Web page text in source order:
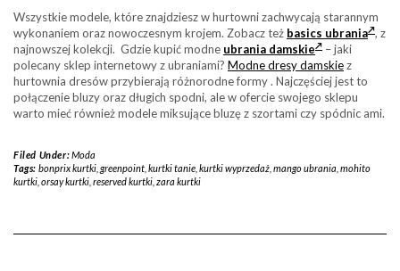
Wszystkie modele, które znajdziesz w hurtowni zachwycają starannym
wykonaniem oraz nowoczesnym krojem. Zobacz też basics ubrania , z
najnowszej kolekcji. Gdzie kupić modne ubrania damskie
– jaki
polecany sklep internetowy z ubraniami? Modne dresy damskiez
hurtownia dresów przybierają różnorodne formy . Najczęściej jest to
połączenie bluzy oraz długich spodni, ale w ofercie swojego sklepu
warto mieć również modele miksujące bluzę z szortami czy spódnic ami.
Filed Under:Moda
Tags: bonprix kurtki, greenpoint, kurtki tanie, kurtki wyprzedaż, mango ubrania mohito
kurtki orsay kurtki reserved kurtki zara kurtki